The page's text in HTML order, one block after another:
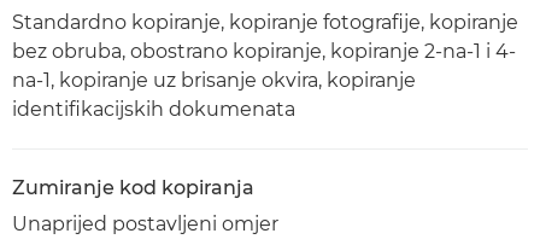
Standardno kopiranje, kopiranje fotografije, kopiranje
bez obruba, obostrano kopiranje, kopiranje 2-na-1 i 4-
na-1, kopiranje uz brisanje okvira, kopiranje
identifikacijskih dokumenata
Zumiranje kod kopiranja
Unaprijed postavljeni omjer